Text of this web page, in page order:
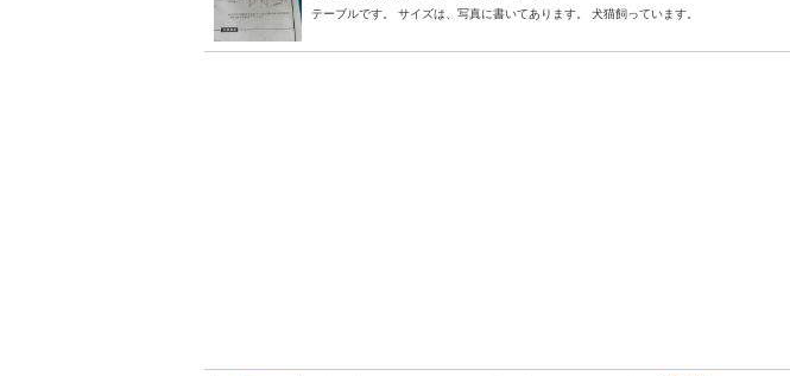
テーブルです。 サイズは、写真に書いてあります。 犬猫飼っています。